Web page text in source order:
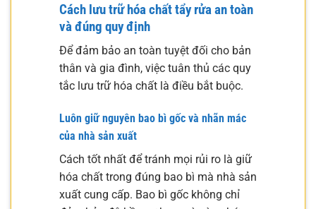
Cách lưu trữ hóa chất tẩy rửa an toàn
và đúng quy định
Để đảm bảo an toàn tuyệt đối cho bản
thân và gia đình, việc tuân thủ các quy
tắc lưu trữ hóa chất là điều bắt buộc.
Luôn giữ nguyên bao bì gốc và nhãn mác
của nhà sản xuất
Cách tốt nhất để tránh mọi rủi ro là giữ
hóa chất trong đúng bao bì mà nhà sản
xuất cung cấp. Bao bì gốc không chỉ